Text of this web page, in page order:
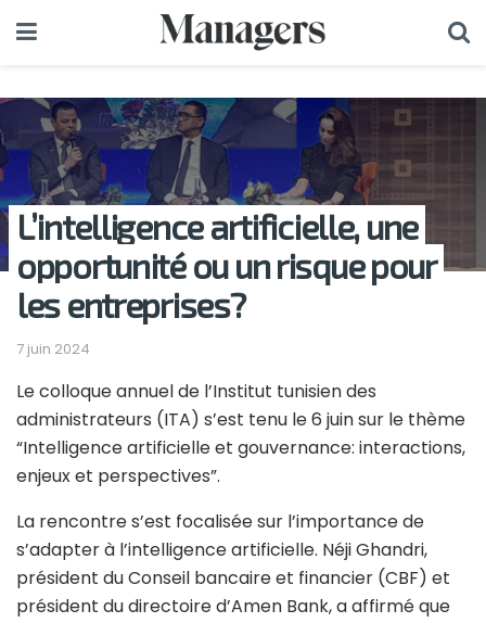
L’intelligence artificielle, une
opportunité ou un risque pour
les entreprises?
7 juin 2024
Le colloque annuel de l’Institut tunisien des
administrateurs (ITA) s’est tenu le 6 juin sur le thème
“Intelligence artificielle et gouvernance: interactions,
enjeux et perspectives”.
La rencontre s’est focalisée sur l’importance de
s’adapter à l’intelligence artificielle. Néji Ghandri,
président du Conseil bancaire et financier (CBF) et
président du directoire d’Amen Bank, a affirmé que